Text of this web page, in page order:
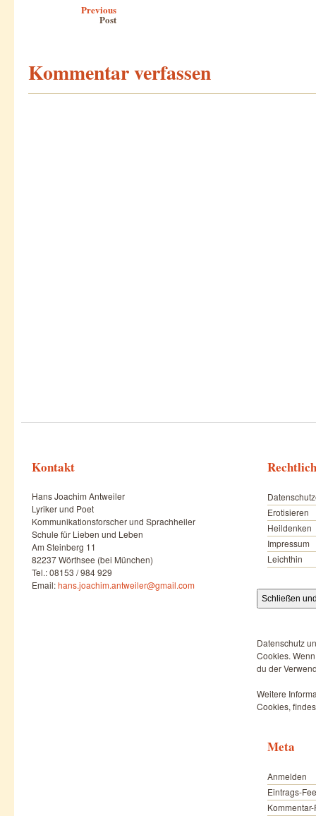
Previous
Post
Kommentar verfassen
Kontakt
Hans Joachim Antweiler
Lyriker und Poet
Kommunikationsforscher und Sprachheiler
Schule für Lieben und Leben
Am Steinberg 11
82237 Wörthsee (bei München)
Tel.: 08153 / 984 929
Email:hans.joachim.antweiler@gmail.com
Erotisieren
Heildenken
Impressum
Leichthin
Datenschutz
Cookies.
du der
Weitere
Cookies,
Meta
Anmelden
Eintrags-